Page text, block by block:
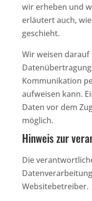
wir erheben und
erläutert auch,
geschieht.
Wir weisen darauf
Kommunikation
aufweisen kann.
Daten vor dem
möglich.
Hinweis zur
Die
Websitebetreiber.